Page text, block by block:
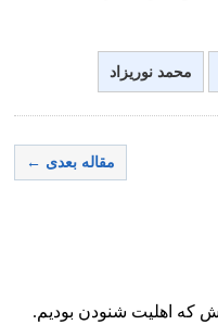
محمد نوریزاد
مقاله بعدی ←